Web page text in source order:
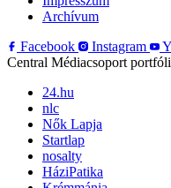
Archívum
Facebook
Instagram
Central Médiacsoport
24.hu
nlc
Nők Lapja
Startlap
nosalty
HáziPatika